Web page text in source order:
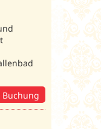
Buchung